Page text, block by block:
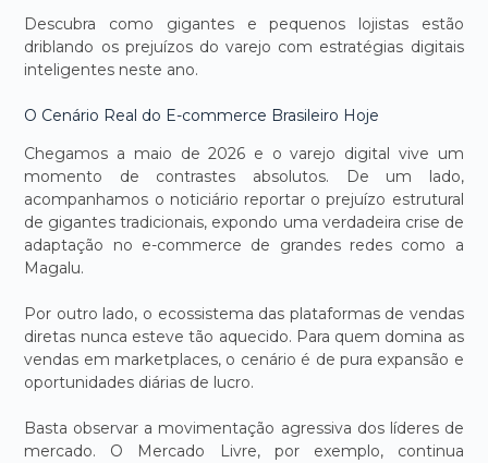
Descubra como gigantes e pequenos lojistas estão
driblando os prejuízos do varejo com estratégias digitais
inteligentes neste ano.
O Cenário Real do E-commerce Brasileiro Hoje
Chegamos a maio de 2026 e o varejo digital vive um
momento de contrastes absolutos. De um lado,
acompanhamos o noticiário reportar o prejuízo estrutural
de gigantes tradicionais, expondo uma verdadeira crise de
adaptação no e-commerce de grandes redes como a
Magalu.
Por outro lado, o ecossistema das plataformas de vendas
diretas nunca esteve tão aquecido. Para quem domina as
vendas em marketplaces, o cenário é de pura expansão e
oportunidades diárias de lucro.
Basta observar a movimentação agressiva dos líderes de
mercado. O Mercado Livre, por exemplo, continua